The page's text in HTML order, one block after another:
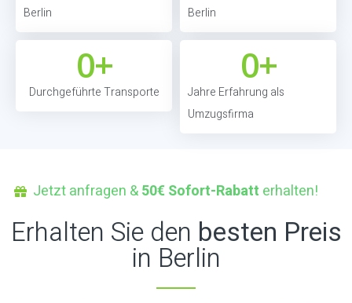
Berlin
Berlin
Durchgeführte Transporte
0+
Jahre Erfahrung als
Umzugsfirma
0+
Jetzt anfragen &50€ Sofort-Rabatt erhalten!
Erhalten Sie den besten Preis
in Berlin